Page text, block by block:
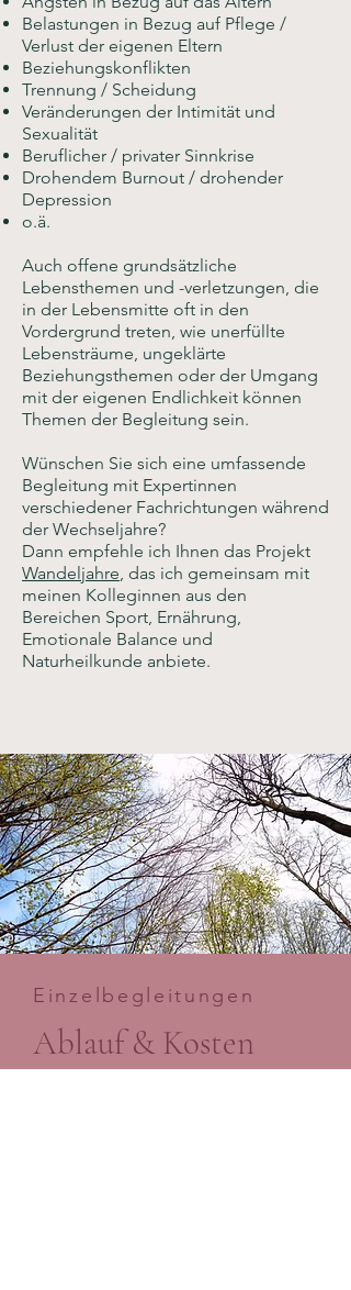
Belastungen in Bezug auf Pflege /
Verlust der eigenen Eltern
Beziehungskonflikten
Trennung / Scheidung
Veränderungen der Intimität und
Sexualität
Beruflicher / privater Sinnkrise
Drohendem Burnout / drohender
Depression
o.ä.
Auch offene grundsätzliche
Lebensthemen und -verletzungen, die
in der Lebensmitte oft in den
Vordergrund treten, wie unerfüllte
Lebensträume, ungeklärte
Beziehungsthemen oder der Umgang
mit der eigenen Endlichkeit können
Themen der Begleitung sein.
Wünschen Sie sich eine umfassende
Begleitung mit Expertinnen
verschiedener Fachrichtungen während
der Wechseljahre?
Dann empfehle ich Ihnen das Projekt
Wandeljahre, das ich gemeinsam mit
meinen Kolleginnen aus den
Bereichen Sport, Ernährung,
Emotionale Balance und
Naturheilkunde anbiete.
Einzelbegleitungen
Ablauf & Kosten